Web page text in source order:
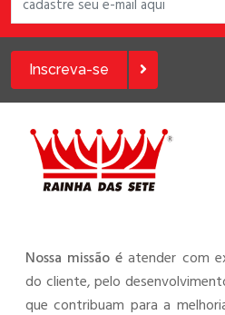
Inscreva-se
Nossa missão é atender com
do cliente, pelo
que contribuam para a